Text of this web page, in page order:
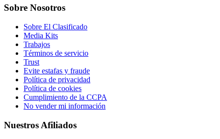
Sobre Nosotros
Sobre El Clasificado
Media Kits
Trabajos
Términos de servicio
Trust
Evite estafas y fraude
Política de privacidad
Política de cookies
Cumplimiento de la CCPA
No vender mi información
Nuestros Afiliados